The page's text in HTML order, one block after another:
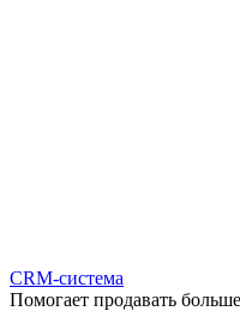
CRM-система
Помогает продавать больше